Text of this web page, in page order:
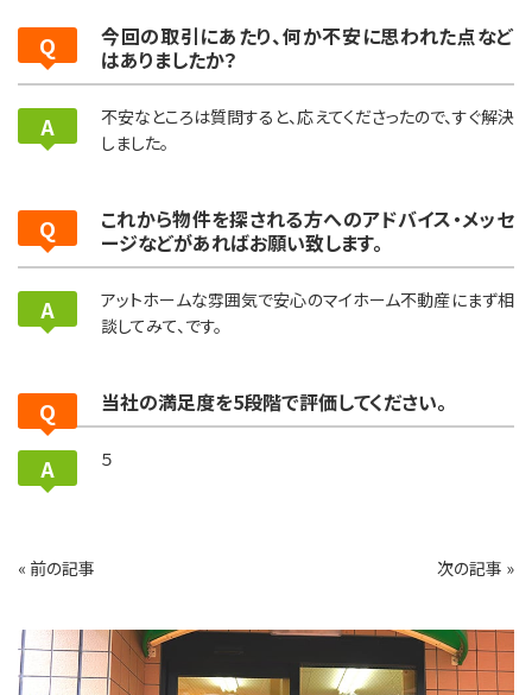
今回の取引にあたり、何か不安に思われた点など
はありましたか？
不安なところは質問すると、応えてくださったので、すぐ解決
しました。
これから物件を探される方へのアドバイス・メッセ
ージなどがあればお願い致します。
アットホームな雰囲気で安心のマイホーム不動産にまず相
談してみて、です。
当社の満足度を5段階で評価してください。
５
« 前の記事 次の記事 »